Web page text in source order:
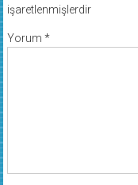
işaretlenmişlerdir
Yorum *